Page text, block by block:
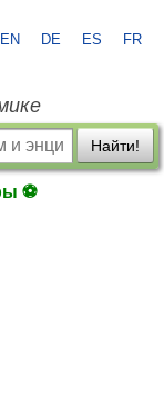
EN DE ES FR
Найти!
⚽